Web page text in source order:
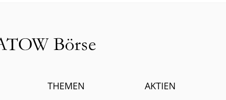
THEMEN AKTIEN